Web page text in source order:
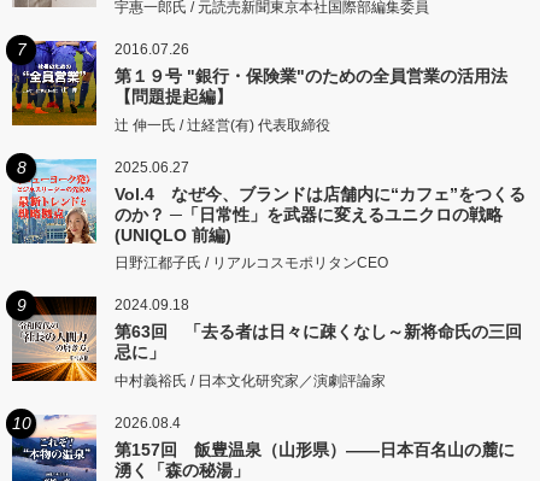
宇惠一郎氏 / 元読売新聞東京本社国際部編集委員
7 2016.07.26
第１９号 "銀行・保険業"のための全員営業の活用法
【問題提起編】
辻 伸一氏 / 辻経営(有) 代表取締役
8 2025.06.27
Vol.4 なぜ今、ブランドは店舗内に“カフェ”をつくる
のか？ ─「日常性」を武器に変えるユニクロの戦略
(UNIQLO 前編)
日野江都子氏 / リアルコスモポリタンCEO
9 2024.09.18
第63回 「去る者は日々に疎くなし～新将命氏の三回
忌に」
中村義裕氏 / 日本文化研究家／演劇評論家
10 2026.08.4
第157回 飯豊温泉（山形県）――日本百名山の麓に
湧く「森の秘湯」